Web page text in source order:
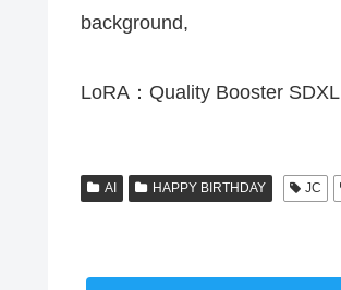
background,
LoRA：Quality Booster SDXL
AI HAPPY BIRTHDAY JC